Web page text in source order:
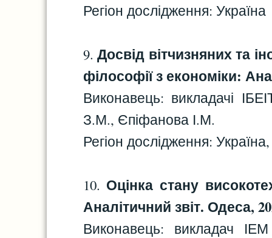
Регіон дослідження: Україна
9.Досвід вітчизняних та
філософії з економіки:
Виконавець: викладачі
З.М., Єпіфанова І.М.
Регіон дослідження: Україна,
10. Оцінка стану
Аналітичний звіт. Одеса,
Виконавець: викладач